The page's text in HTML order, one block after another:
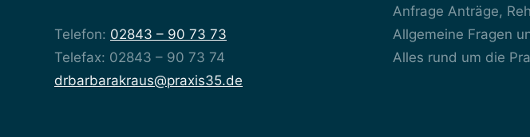
Telefon: 02843 – 90 73 73
Telefax: 02843 – 90 73 74
drbarbarakraus@praxis35.de
Anfrage Anträge,
Allgemeine Fragen
Alles rund um die